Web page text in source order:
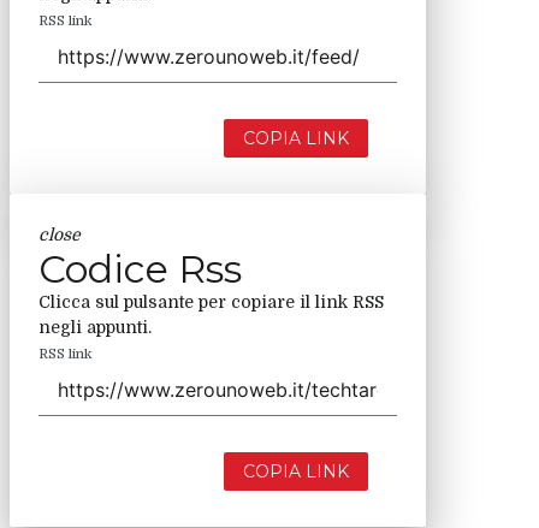
RSS link
COPIA LINK
close
Codice Rss
Clicca sul pulsante per copiare il link RSS
negli appunti.
RSS link
COPIA LINK